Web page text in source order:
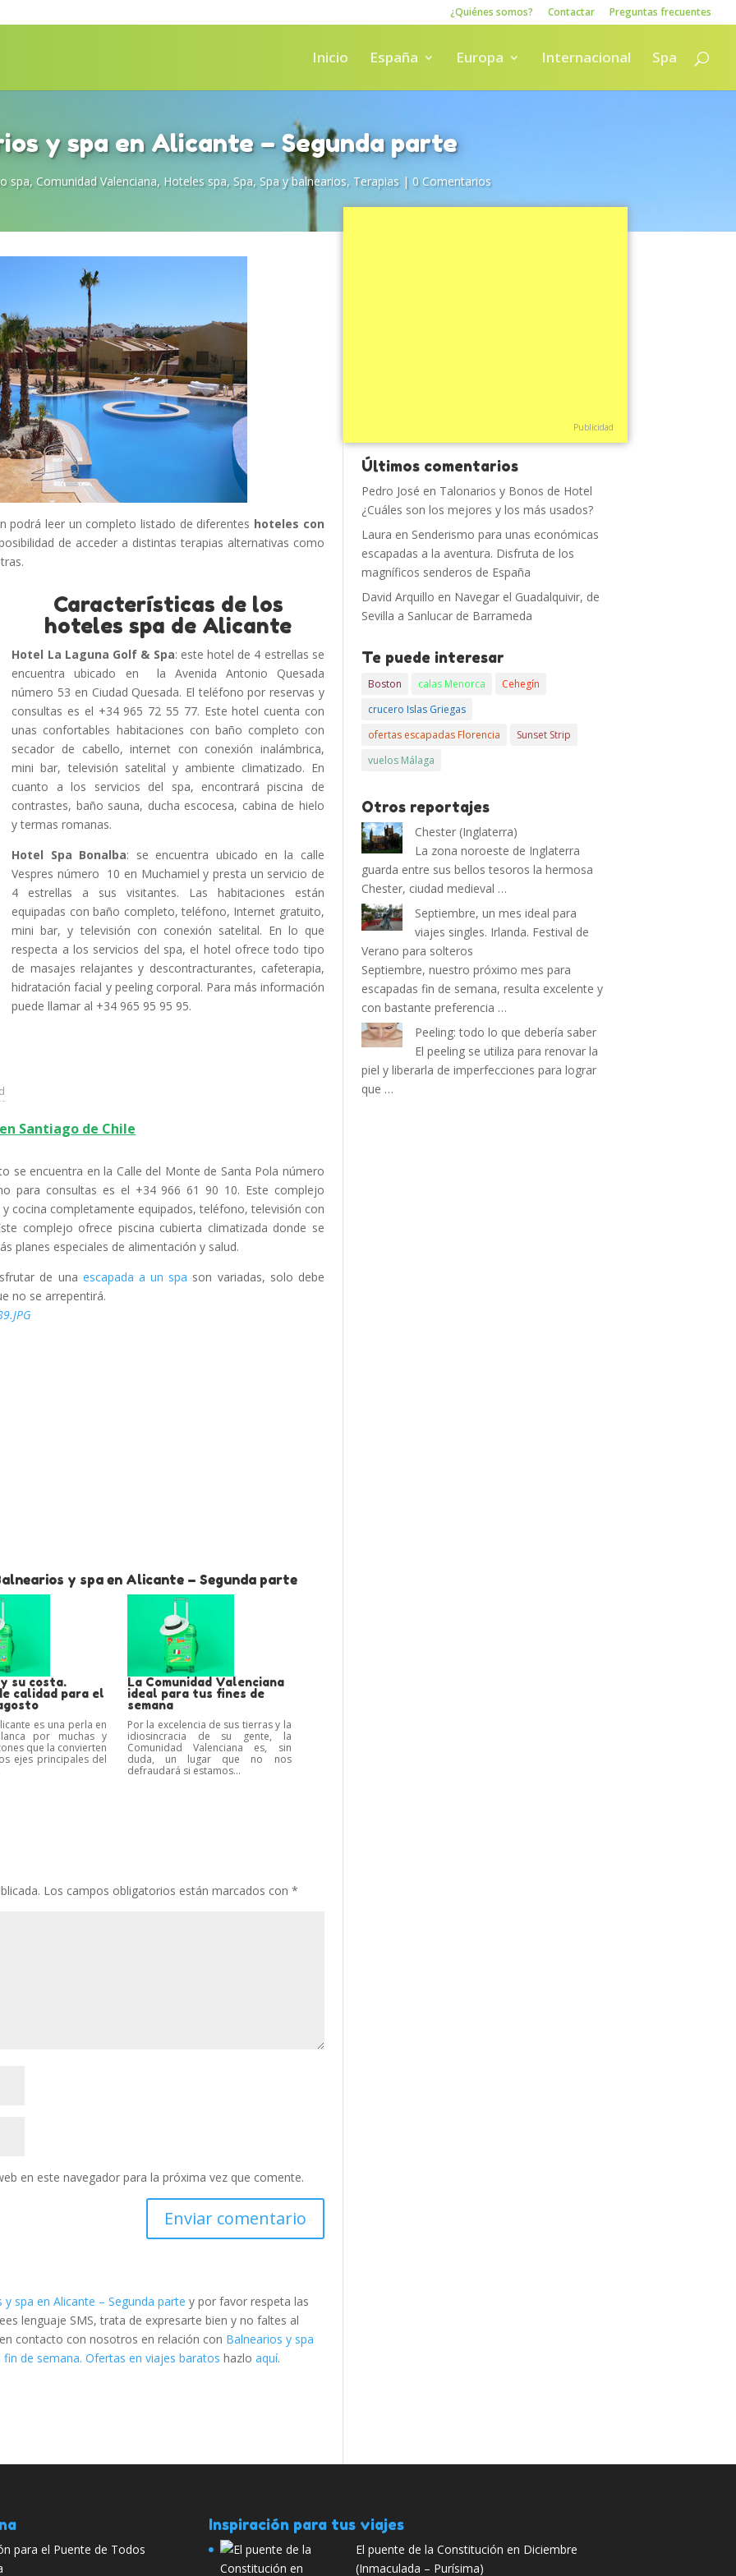
¿Quiénes somos? Contactar Preguntas frecuentes
Inicio España Europa Internacional Spa
y spa en Alicante – Segunda parte
spa, Comunidad Valenciana, Hoteles spa, Spa, Spa y balnearios, Terapias| 0 Comentarios
podrá leer un completo listado de diferentes hoteles con
de acceder a distintas terapias alternativas como
Características de los
hoteles spa de Alicante
Hotel La Laguna Golf & Spa: este hotel de 4 estrellas se
encuentra ubicado en la Avenida Antonio Quesada
número 53 en Ciudad Quesada. El teléfono por reservas y
consultas es el +34 965 72 55 77. Este hotel cuenta con
unas confortables habitaciones con baño completo con
secador de cabello, internet con conexión inalámbrica,
mini bar, televisión satelital y ambiente climatizado. En
cuanto a los servicios del spa, encontrará piscina de
contrastes, baño sauna, ducha escocesa, cabina de hielo
y termas romanas.
Hotel Spa Bonalba: se encuentra ubicado en la calle
Vespres número 10 en Muchamiel y presta un servicio de
4 estrellas a sus visitantes. Las habitaciones están
equipadas con baño completo, teléfono, Internet gratuito,
mini bar, y televisión con conexión satelital. En lo que
respecta a los servicios del spa, el hotel ofrece todo tipo
de masajes relajantes y descontracturantes, cafeterapia,
hidratación facial y peeling corporal. Para más información
puede llamar al +34 965 95 95 95.
Santiago de Chile
se encuentra en la Calle del Monte de Santa Pola número
para consultas es el +34 966 61 90 10. Este complejo
cocina completamente equipados, teléfono, televisión con
complejo ofrece piscina cubierta climatizada donde se
planes especiales de alimentación y salud.
de una escapada a un spa son variadas, solo debe
no se arrepentirá.
y spa en Alicante – Segunda parte
su costa.
calidad para el
es una perla en
por muchas y
que la convierten
ejes principales del
La Comunidad Valenciana
ideal para tus fines de
semana
Por la excelencia de sus tierras y la
idiosincracia de su gente, la
Comunidad Valenciana es, sin
duda, un lugar que no nos
defraudará si estamos...
Los campos obligatorios están marcados con*
en este navegador para la próxima vez que comente.
y spa en Alicante – Segunda parte y por favor respeta las
lenguaje SMS, trata de expresarte bien y no faltes al
contacto con nosotros en relación con Balnearios y spa
fin de semana. Ofertas en viajes baratos hazloaquí.
Publicidad
Últimos comentarios
Pedro José en Talonarios y Bonos de Hotel
¿Cuáles son los mejores y los más usados?
Laura en Senderismo para unas económicas
escapadas a la aventura. Disfruta de los
magníficos senderos de España
David Arquillo en Navegar el Guadalquivir, de
Sevilla a Sanlucar de Barrameda
Te puede interesar
Boston calas Menorca
Cehegín
crucero Islas Griegas
ofertas escapadas Florencia
Sunset Strip
vuelos Málaga
Otros reportajes
Chester (Inglaterra)
La zona noroeste de Inglaterra
guarda entre sus bellos tesoros la hermosa
Chester, ciudad medieval …
Septiembre, un mes ideal para
viajes singles. Irlanda. Festival de
Verano para solteros
Septiembre, nuestro próximo mes para
escapadas fin de semana, resulta excelente y
con bastante preferencia …
Peeling: todo lo que debería saber
El peeling se utiliza para renovar la
piel y liberarla de imperfecciones para lograr
que …
para el Puente de Todos
Inspiración para tus viajes
El puente de la Constitución en Diciembre
(Inmaculada – Purísima)